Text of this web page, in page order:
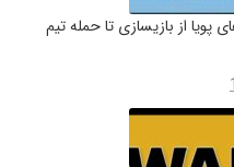
از بازیسازی تا حمله تیم